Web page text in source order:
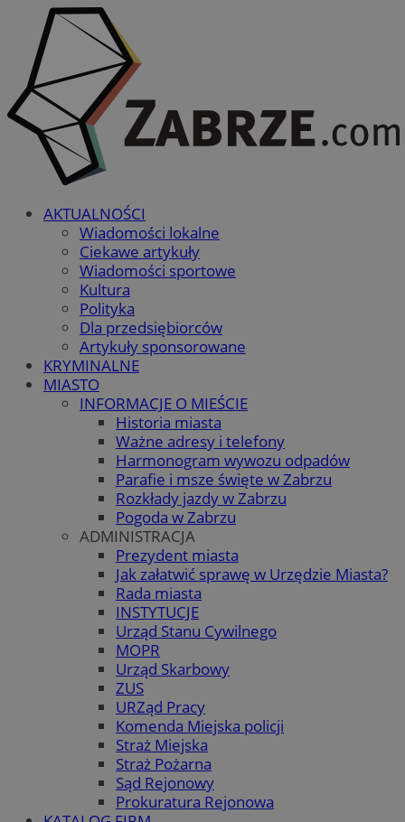
AKTUALNOŚCI
Wiadomości lokalne
Ciekawe artykuły
Wiadomości sportowe
Kultura
Polityka
Dla przedsiębiorców
Artykuły sponsorowane
KRYMINALNE
MIASTO
INFORMACJE O MIEŚCIE
Historia miasta
Ważne adresy i telefony
Harmonogram wywozu odpadów
Parafie i msze święte w Zabrzu
Rozkłady jazdy w Zabrzu
Pogoda w Zabrzu
ADMINISTRACJA
Prezydent miasta
Jak załatwić sprawę w Urzędzie Miasta?
Rada miasta
INSTYTUCJE
Urząd Stanu Cywilnego
MOPR
Urząd Skarbowy
ZUS
URZąd Pracy
Komenda Miejska policji
Straż Miejska
Straż Pożarna
Sąd Rejonowy
Prokuratura Rejonowa